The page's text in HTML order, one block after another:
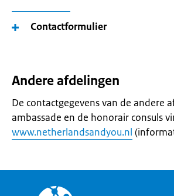
Contactformulier
Andere afdelingen
De contactgegevens van de andere
ambassade en de honorair consuls
www.netherlandsandyou.nl